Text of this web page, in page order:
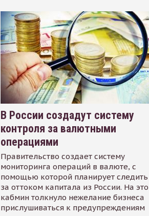
В России создадут систему
контроля за валютными
операциями
Правительство создает систему
мониторинга операций в валюте, с
помощью которой планирует следить
за оттоком капитала из России. На это
кабмин толкнуло нежелание бизнеса
прислушиваться к предупреждениям